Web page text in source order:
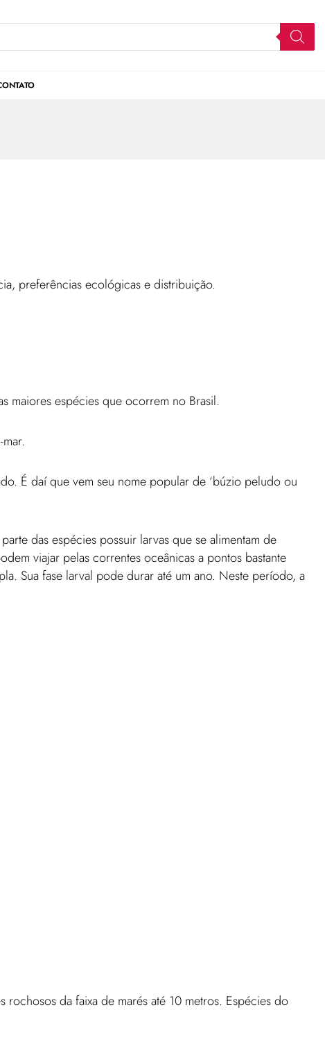
preferências ecológicas e distribuição.
maiores espécies que ocorrem no Brasil.
É daí que vem seu nome popular de ‘búzio peludo ou
das espécies possuir larvas que se alimentam de
viajar pelas correntes oceânicas a pontos bastante
Sua fase larval pode durar até um ano. Neste período, a
da faixa de marés até 10 metros. Espécies do